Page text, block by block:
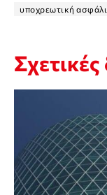
υποχρεωτική